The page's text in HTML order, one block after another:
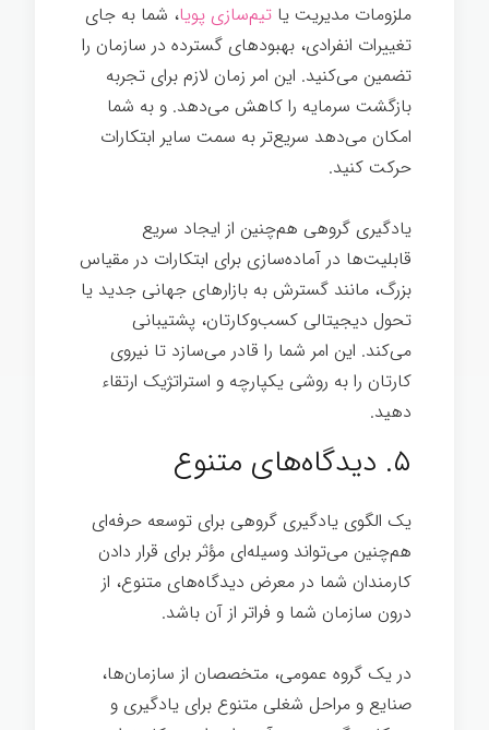
ملزومات مدیریت یا تیم‌سازی پویا، شما به جای
تغییرات انفرادی، بهبودهای گسترده در سازمان را
تضمین می‌کنید. این امر زمان لازم برای تجربه
بازگشت سرمایه را کاهش می‌دهد. و به شما
امکان می‌دهد سریع‌تر به سمت سایر ابتکارات
حرکت کنید.
یادگیری گروهی هم‌چنین از ایجاد سریع
قابلیت‌ها در آماده‌سازی برای ابتکارات در مقیاس
بزرگ، مانند گسترش به بازارهای جهانی جدید یا
تحول دیجیتالی کسب‌وکارتان، پشتیبانی
می‌کند. این امر شما را قادر می‌سازد تا نیروی
کارتان را به روشی یکپارچه و استراتژیک ارتقاء
دهید.
۵. دیدگاه‌های متنوع
یک الگوی یادگیری گروهی برای توسعه حرفه‌ای
هم‌چنین می‌تواند وسیله‌ای مؤثر برای قرار دادن
کارمندان شما در معرض دیدگاه‌های متنوع، از
درون سازمان شما و فراتر از آن باشد.
در یک گروه عمومی، متخصصان از سازمان‌ها،
صنایع و مراحل شغلی متنوع برای یادگیری و